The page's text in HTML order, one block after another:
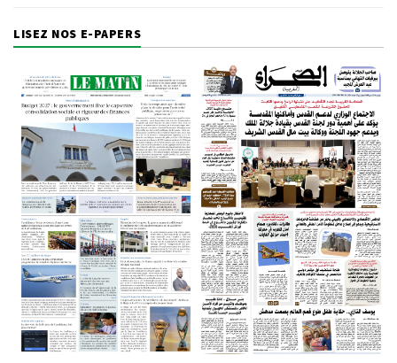
LISEZ NOS E-PAPERS